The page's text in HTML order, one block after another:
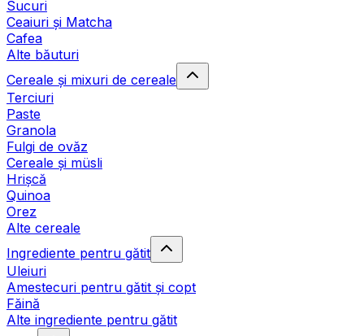
Sucuri
Ceaiuri și Matcha
Cafea
Alte băuturi
Cereale și mixuri de cereale
Terciuri
Paste
Granola
Fulgi de ovăz
Cereale și müsli
Hrișcă
Quinoa
Orez
Alte cereale
Ingrediente pentru gătit
Uleiuri
Amestecuri pentru gătit și copt
Făină
Alte ingrediente pentru gătit